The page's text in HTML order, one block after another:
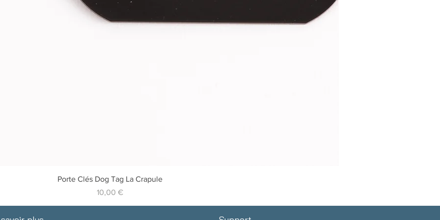
Vista rapida
Porte Clés Dog Tag La Crapule
Prezzo
10,00 €